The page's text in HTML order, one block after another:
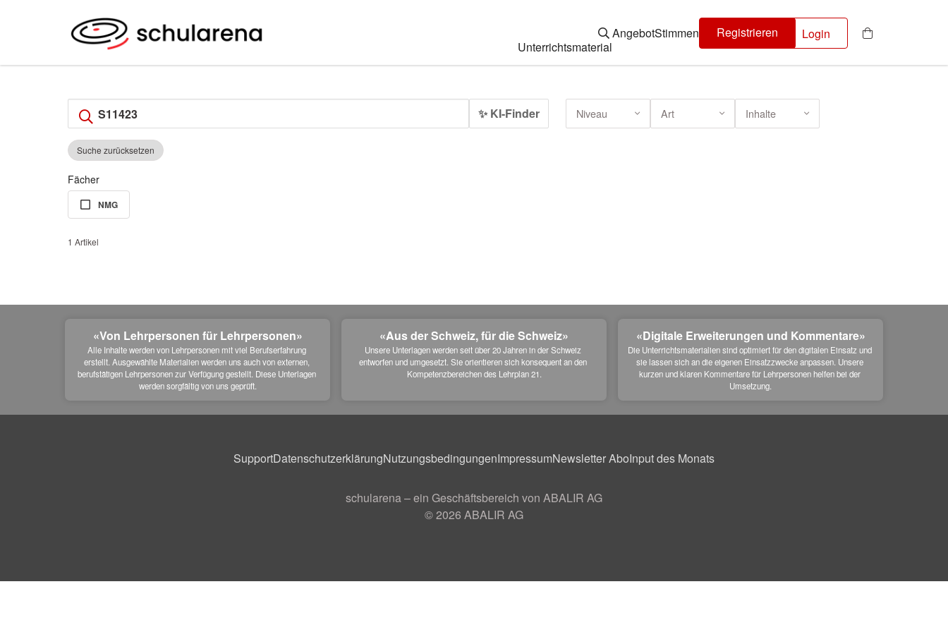
Unterrichtsmaterial
AngebotStimmen Registrieren Login
✨ KI-Finder Niveau Art Inhalte
Suche zurücksetzen
Fächer
NMG
1 Artikel
«Von Lehrpersonen für Lehrpersonen»
Alle Inhalte werden von Lehrpersonen mit viel Berufserfahrung
erstellt. Ausgewählte Materialien werden uns auch von externen,
berufstätigen Lehrpersonen zur Verfügung gestellt. Diese Unterlagen
werden sorgfältig von uns geprüft.
«Aus der Schweiz, für die Schweiz»
Unsere Unterlagen werden seit über 20 Jahren in der Schweiz
entworfen und umgesetzt. Sie orientieren sich konsequent an den
Kompetenzbereichen des Lehrplan 21.
«Digitale Erweiterungen und Kommentare»
Die Unterrichtsmaterialien sind optimiert für den digitalen Einsatz und
sie lassen sich an die eigenen Einsatzzwecke anpassen. Unsere
kurzen und klaren Kommentare für Lehrpersonen helfen bei der
Umsetzung.
SupportDatenschutzerklärungNutzungsbedingungenImpressumNewsletter AboInput des Monats
schularena – ein Geschäftsbereich von ABALIR AG
© 2026 ABALIR AG